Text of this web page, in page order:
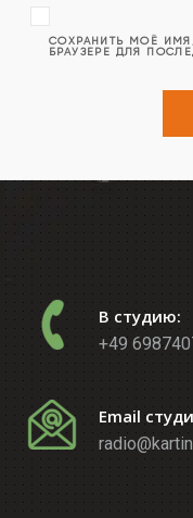
СОХРАНИТЬ МОЁ
БРАУЗЕРЕ ДЛЯ
В студию:
+49
Email